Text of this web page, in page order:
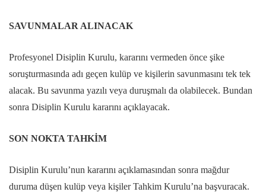
SAVUNMALAR ALINACAK
Profesyonel Disiplin Kurulu, kararını vermeden önce şike
soruşturmasında adı geçen kulüp ve kişilerin savunmasını tek tek
alacak. Bu savunma yazılı veya duruşmalı da olabilecek. Bundan
sonra Disiplin Kurulu kararını açıklayacak.
SON NOKTA TAHKİM
Disiplin Kurulu’nun kararını açıklamasından sonra mağdur
duruma düşen kulüp veya kişiler Tahkim Kurulu’na başvuracak.